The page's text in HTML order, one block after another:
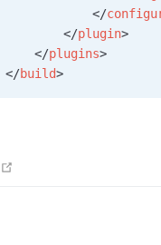
</
</plugin>
</plugins>
</build>